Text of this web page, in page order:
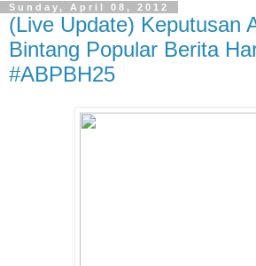
Sunday, April 08, 2012
(Live Update) Keputusan
Bintang Popular Berita
#ABPBH25